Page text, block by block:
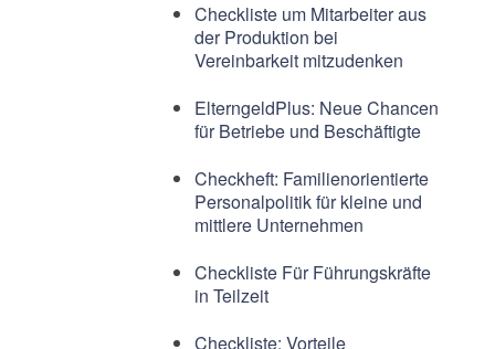
Checkliste um Mitarbeiter aus
der Produktion bei
Vereinbarkeit mitzudenken
ElterngeldPlus: Neue Chancen
für Betriebe und Beschäftigte
Checkheft: Familienorientierte
Personalpolitik für kleine und
mittlere Unternehmen
Checkliste Für Führungskräfte
in Teilzeit
Checkliste: Vorteile